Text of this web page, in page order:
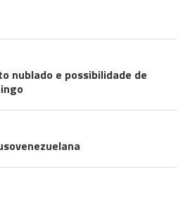
nublado e possibilidade de